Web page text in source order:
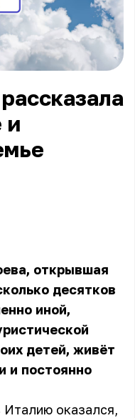
и
открывшая
десятков
иной,
детей, живёт
и постоянно
оказался,